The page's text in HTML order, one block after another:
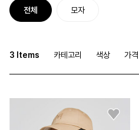
전체 모자
3 Items 카테고리 색상 가격